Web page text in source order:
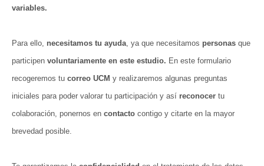
variables.
Para ello, necesitamos tu ayuda, ya que necesitamos personas que
participen voluntariamente en este estudio. En este formulario
recogeremos tu correo UCM y realizaremos algunas preguntas
iniciales para poder valorar tu participación y así reconocer tu
colaboración, ponernos en contacto contigo y citarte en la mayor
brevedad posible.